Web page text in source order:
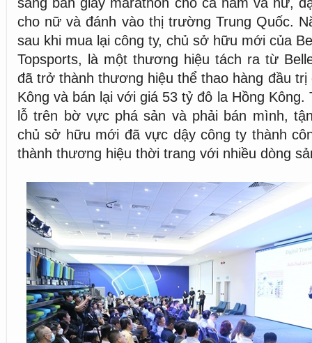
cho nữ và đánh vào thị trường Trung Quốc.
sau khi mua lại công ty, chủ sở hữu mới của
Topsports, là một thương hiệu tách ra từ
đã trở thành thương hiệu thể thao hàng đầu trị
Kông và bán lại với giá 53 tỷ đô la Hồng
lỗ trên bờ vực phá sản và phải bán mình,
chủ sở hữu mới đã vực dậy công ty thành
thành thương hiệu thời trang với nhiều dòng